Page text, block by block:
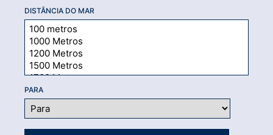
DISTÂNCIA DO MAR
PARA